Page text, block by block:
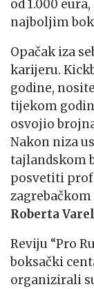
od 1.000
najboljim
Opačak iza
karijeru.
godine,
tijekom
osvojio
Nakon niza
tajlandskom
posvetiti
Roberta
Reviju “Pro
boksački
organizirali